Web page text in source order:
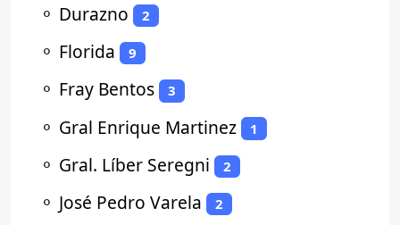
⚬ Durazno 2
⚬ Florida 9
⚬ Fray Bentos 3
⚬ Gral Enrique Martinez 1
⚬ Gral. Líber Seregni 2
⚬ José Pedro Varela 2